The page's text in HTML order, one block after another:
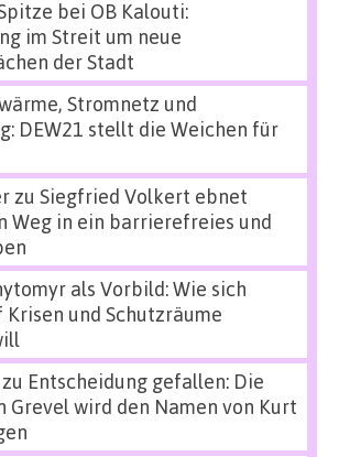
bei OB Kalouti:
im Streit um neue
der Stadt
Stromnetz und
DEW21 stellt die Weichen für
zu Siegfried Volkert ebnet
Weg in ein barrierefreies und
als Vorbild: Wie sich
und Schutzräume
zu Entscheidung gefallen: Die
Grevel wird den Namen von Kurt